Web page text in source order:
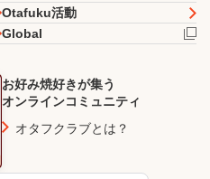
Otafuku活動
Global
お好み焼好きが集う
オンラインコミュニティ
オタフクラブとは？